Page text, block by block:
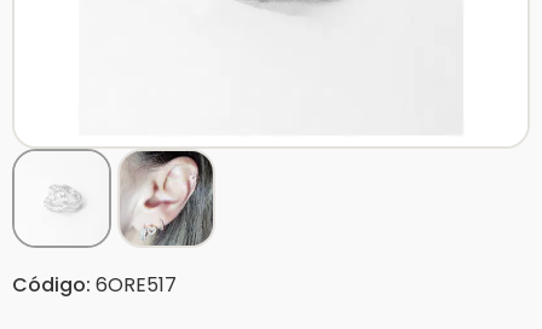
Código: 6ORE517